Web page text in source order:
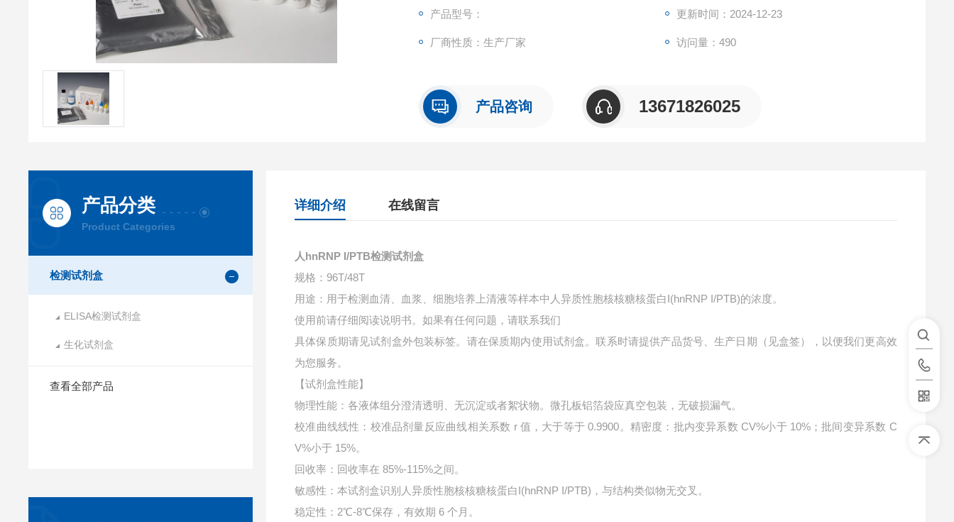
产品型号： 更新时间：2024-12-23
厂商性质：生产厂家 访问量：490
产品咨询 13671826025
产品分类
Product Categories
检测试剂盒
ELISA检测试剂盒
生化试剂盒
查看全部产品
详细介绍 在线留言
人hnRNP I/PTB检测试剂盒
规格：96T/48T
用途：用于检测血清、血浆、细胞培养上清液等样本中 人异质性胞核核糖核蛋白I(hnRNP I/PTB)的浓度。
使用前请仔细阅读说明书。如果有任何问题，请联系我们
具体保质期请见试剂盒外包装标签。请在保质期内使用试剂盒。联系时请提供产品货号、生产日期（见盒签），以便我们更高效
为您服务。
【试剂盒性能】
物理性能：各液体组分澄清透明、无沉淀或者絮状物。微孔板铝箔袋应真空包装，无破损漏气。
校准曲线线性：校准品剂量反应曲线相关系数 r 值，大于等于 0.9900。精密度：批内变异系数 CV%小于 10%；批间变异系数 C
V%小于 15%。
回收率：回收率在 85%-115%之间。
敏感性：本试剂盒识别人异质性胞核核糖核蛋白I(hnRNP I/PTB)，与结构类似物无交叉。
稳定性：2℃-8℃保存，有效期 6 个月。